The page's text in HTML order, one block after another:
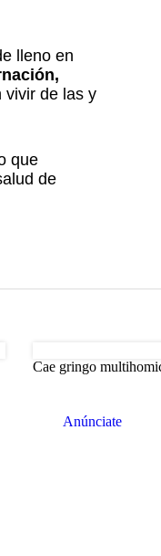
lleno en
vivir de las y
que
de
Cae gringo
Anúnciate